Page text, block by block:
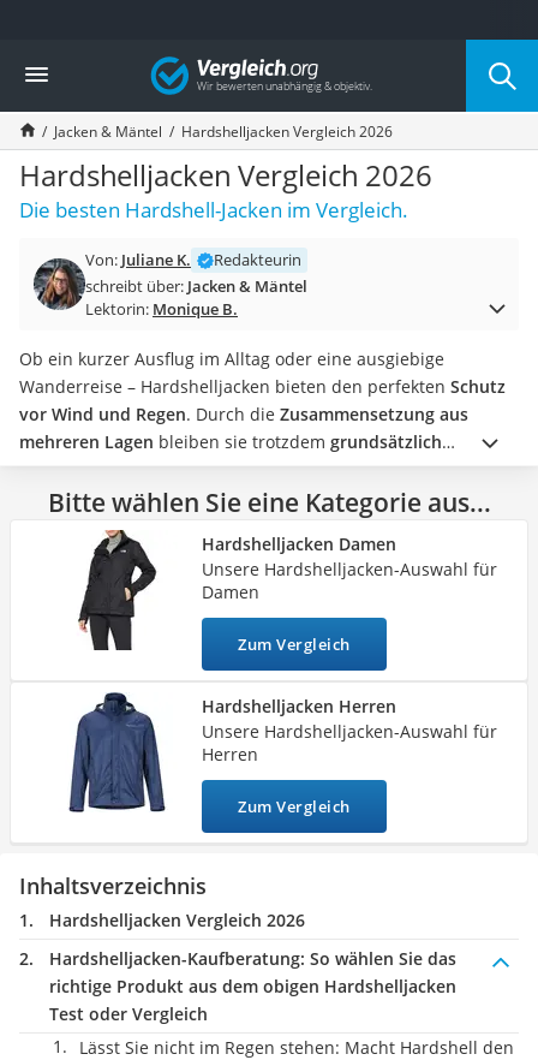
Die beliebtesten Vergleiche nach Kategorie
Mode
Boxershorts
Cellulite-Leggings
Herrensocken
Polarisierte Sonnenbrille
Hausschuhe Herren
Suunto-Uhr
Überzieh-Sonnenbrille
Sneaker Herren
Geldbörse Herren
Knirps-Regenschirm
Periodenunterwäsche
RFID-Schutzkarte
Motorradbrillen
Ausweishülle
Bademantel Herren
Beheizbare Handschuhe
Gesundheitsschuhe
Vergleich
Jacken & Mäntel Hardshelljacken Vergleich 2026
Hardshelljacken Vergleich 2026
Die besten Hardshell-Jacken im Vergleich.
Von: Juliane K.
Redakteurin
schreibt über: Jacken & Mäntel
Lektorin: Monique B.
Ob ein kurzer Ausflug im Alltag oder eine ausgiebige
Wanderreise – Hardshelljacken bieten den perfekten Schutz
vor Wind und Regen. Durch die Zusammensetzung aus
mehreren Lagen bleiben sie trotzdem grundsätzlich
atmungsaktiv, sodass es nicht zur unangenehmen
Schweißbildung kommt. Gleichzeitig sind die Allrounder nicht
nur funktional, sondern auch modisch und werden
zahlreichen Farben und Schnitten angeboten. Finden Sie in
unserer Test- oder Vergleichstabelle die Hardshelljacke, die
perfekt zu Ihnen und Ihren Outdoor-Aktivitäten passt.
Bitte wählen Sie eine Kategorie aus...
Hardshelljacken Damen
Unsere Hardshelljacken-Auswahl für
Damen
Zum Vergleich
Hardshelljacken Herren
Unsere Hardshelljacken-Auswahl für
Herren
Zum Vergleich
Inhaltsverzeichnis
Hardshelljacken Vergleich 2026
Hardshelljacken-Kaufberatung: So wählen Sie das
richtige Produkt aus dem obigen Hardshelljacken
Test oder Vergleich
Lässt Sie nicht im Regen stehen: Macht Hardshell den